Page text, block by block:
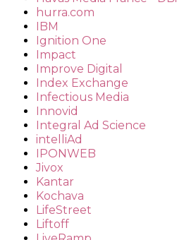
hurra.com
IBM
Ignition One
Impact
Improve Digital
Index Exchange
Infectious Media
Innovid
Integral Ad Science
intelliAd
IPONWEB
Jivox
Kantar
Kochava
LifeStreet
Liftoff